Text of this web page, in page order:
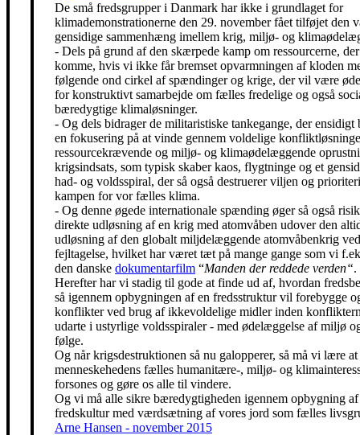
De små fredsgrupper i Danmark har ikke i grundlaget for
klimademonstrationerne den 29. november fået tilføjet den
gensidige sammenhæng imellem krig, miljø- og
- Dels på grund af den skærpede kamp om ressourcerne,
komme, hvis vi ikke får bremset opvarmningen af kloden
følgende ond cirkel af spændinger og krige, der vil være
for konstruktivt samarbejde om fælles fredelige og også
bæredygtige klimaløsninger.
- Og dels bidrager de militaristiske tankegange, der ensidigt
en fokusering på at vinde gennem voldelige
ressourcekrævende og miljø- og klimaødelæggende
krigsindsats, som typisk skaber kaos, flygtninge og et
had- og voldsspiral, der så også destruerer viljen og
kampen for vor fælles klima.
- Og denne øgede internationale spænding øger så også
direkte udløsning af en krig med atomvåben udover den
udløsning af den globalt miljdelæggende atomvåbenkrig
fejltagelse, hvilket har været tæt på mange gange som vi
den danske dokumentarfilm “Manden der reddede verden“.
Herefter har vi stadig til gode at finde ud af, hvordan
så igennem opbygningen af en fredsstruktur vil forebygge
konflikter ved brug af ikkevoldelige midler inden
udarte i ustyrlige voldsspiraler - med ødelæggelse af miljø
følge.
Og når krigsdestruktionen så nu galopperer, så må vi lære
menneskehedens fælles humanitære-, miljø- og
forsones og gøre os alle til vindere.
Og vi må alle sikre bæredygtigheden igennem opbygning af
fredskultur med værdsætning af vores jord som fælles
Arne Hansen - november 2015